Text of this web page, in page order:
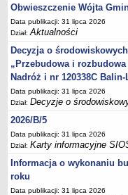
Obwieszczenie Wójta
Data publikacji: 31 lipca 2026
Dział:Aktualności
Decyzja o
„Przebudowa i
Nadróż i nr 120338C Balin-
Data publikacji: 31 lipca 2026
Dział:Decyzje o
2026/B/5
Data publikacji: 31 lipca 2026
Dział:Karty informacyjne
Informacja o wykonaniu
roku
Data publikacji: 31 lipca 2026